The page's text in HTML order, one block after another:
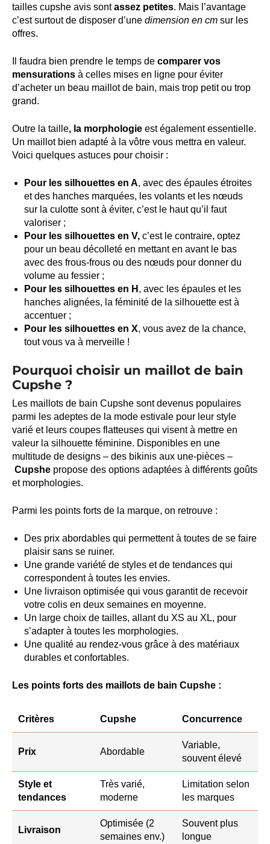
tailles cupshe avis sontassez petites. Mais l’avantage
c’est surtout de disposer d’une dimension en cm sur les
offres.
Il faudra bien prendre le temps de comparer vos
mensurations à celles mises en ligne pour éviter
d’acheter un beau maillot de bain, mais trop petit ou trop
grand.
Outre la taille, la morphologie est également essentielle.
Un maillot bien adapté à la vôtre vous mettra en valeur.
Voici quelques astuces pour choisir :
Pour les silhouettes en A, avec des épaules étroites
et des hanches marquées, les volants et les nœuds
sur la culotte sont à éviter, c’est le haut qu’il faut
valoriser ;
Pour les silhouettes en V, c’est le contraire, optez
pour un beau décolleté en mettant en avant le bas
avec des frous-frous ou des nœuds pour donner du
volume au fessier ;
Pour les silhouettes en H , avec les épaules et les
hanches alignées, la féminité de la silhouette est à
accentuer ;
Pour les silhouettes en X, vous avez de la chance,
tout vous va à merveille !
Pourquoi choisir un maillot de bain
Cupshe ?
Les maillots de bain Cupshe sont devenus populaires
parmi les adeptes de la mode estivale pour leur style
varié et leurs coupes flatteuses qui visent à mettre en
valeur la silhouette féminine. Disponibles en une
multitude de designs – des bikinis aux une-pièces –
Cupshe propose des options adaptées à différents goûts
et morphologies.
Parmi les points forts de la marque, on retrouve :
Des prix abordables qui permettent à toutes de se faire
plaisir sans se ruiner.
Une grande variété de styles et de tendances qui
correspondent à toutes les envies.
Une livraison optimisée qui vous garantit de recevoir
votre colis en deux semaines en moyenne.
Un large choix de tailles, allant du XS au XL, pour
s’adapter à toutes les morphologies.
Une qualité au rendez-vous grâce à des matériaux
durables et confortables.
Les points forts des maillots de bain Cupshe :
Critères Cupshe Concurrence
Prix Abordable
Variable,
souvent élevé
Style et
tendances
Très varié,
moderne
Limitation selon
les marques
Livraison
Optimisée (2
semaines env.)
Souvent plus
longue